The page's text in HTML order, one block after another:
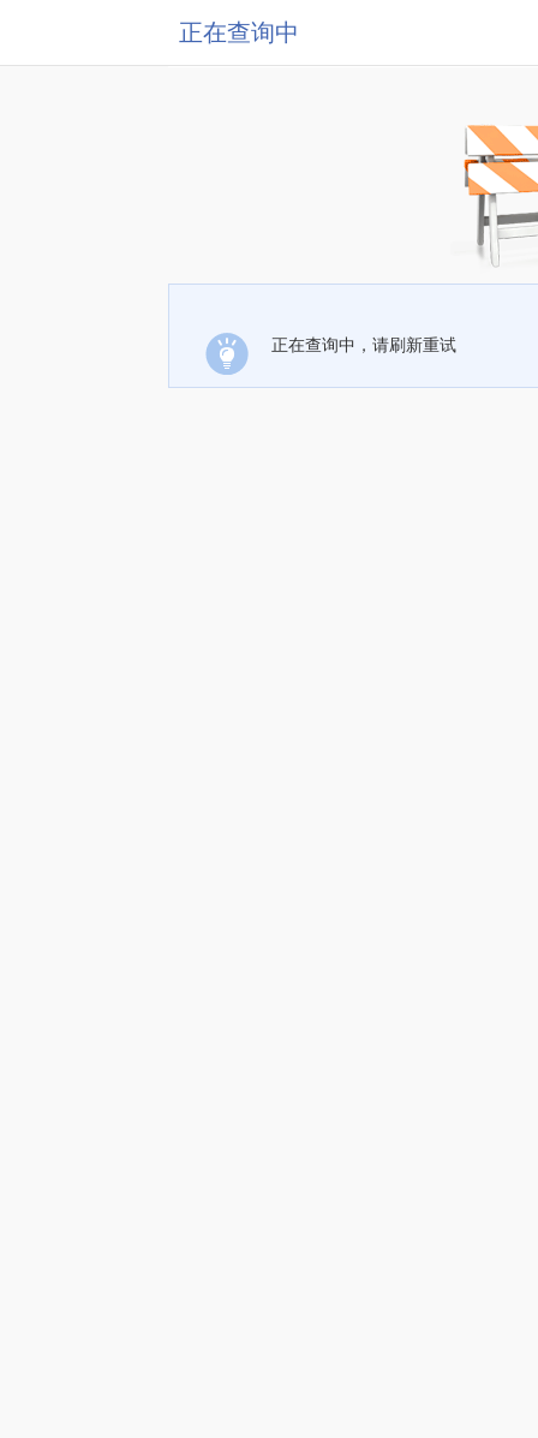
正在查询中
正在查询中，请刷新重试